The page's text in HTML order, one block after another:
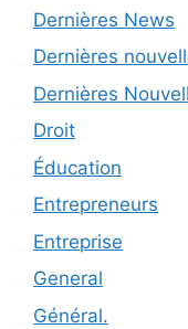
Dernières News
Dernières
Dernières
Droit
Éducation
Entrepreneurs
Entreprise
General
Général.